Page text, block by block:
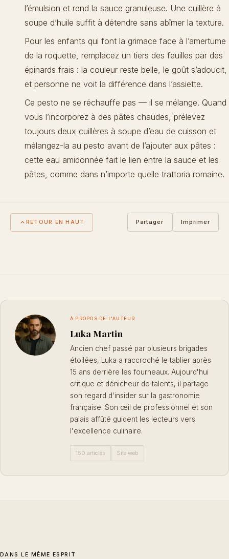
l’émulsion et rend la sauce granuleuse. Une cuillère à
soupe d’huile suffit à détendre sans abîmer la texture.
Pour les enfants qui font la grimace face à l’amertume
de la roquette, remplacez un tiers des feuilles par des
épinards frais : la couleur reste belle, le goût s’adoucit,
et personne ne voit la différence dans l’assiette.
Ce pesto ne se réchauffe pas — il se mélange. Quand
vous l’incorporez à des pâtes chaudes, prélevez
toujours deux cuillères à soupe d’eau de cuisson et
mélangez-la au pesto avant de l’ajouter aux pâtes :
cette eau amidonnée fait le lien entre la sauce et les
pâtes, comme dans n’importe quelle trattoria romaine.
RETOUR EN HAUT Partager Imprimer
À PROPOS DE L'AUTEUR
Luka Martin
Ancien chef passé par plusieurs brigades
étoilées, Luka a raccroché le tablier après
15 ans derrière les fourneaux. Aujourd'hui
critique et dénicheur de talents, il partage
son regard d'insider sur la gastronomie
française. Son œil de professionnel et son
palais affûté guident les lecteurs vers
l'excellence culinaire.
150 articles Site web
DANS LE MÊME ESPRIT